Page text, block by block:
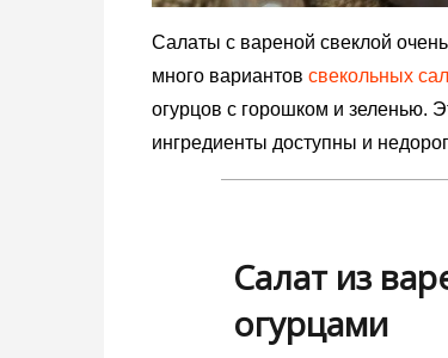
Салаты с вареной свеклой
много вариантов свекольных
огурцов с горошком и зеленью.
ингредиенты доступны и
Салат из
огурцами